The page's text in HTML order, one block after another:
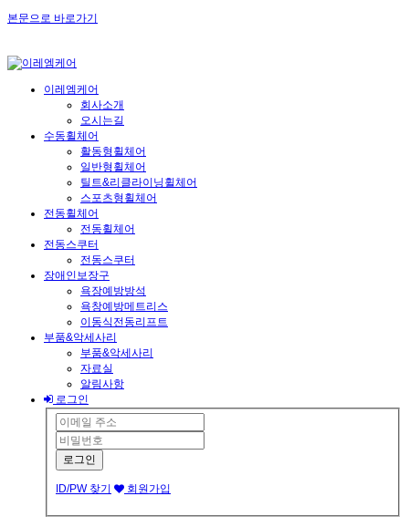
본문으로 바로가기
이레엠케어
회사소개
오시는길
수동휠체어
활동형휠체어
일반형휠체어
틸트&리클라이닝휠체어
스포츠형휠체어
전동휠체어
전동휠체어
전동스쿠터
전동스쿠터
장애인보장구
욕장예방방석
욕창예방메트리스
이동식전동리프트
부품&악세사리
부품&악세사리
자료실
알림사항
로그인
ID/PW 찾기 회원가입